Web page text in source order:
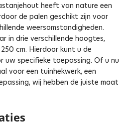
heeft van nature een
de palen geschikt zijn voor
weersomstandigheden.
in drie verschillende hoogtes,
cm. Hierdoor kunt u de
uw specifieke toepassing. Of u nu
voor een tuinhekwerk, een
wij hebben de juiste maat